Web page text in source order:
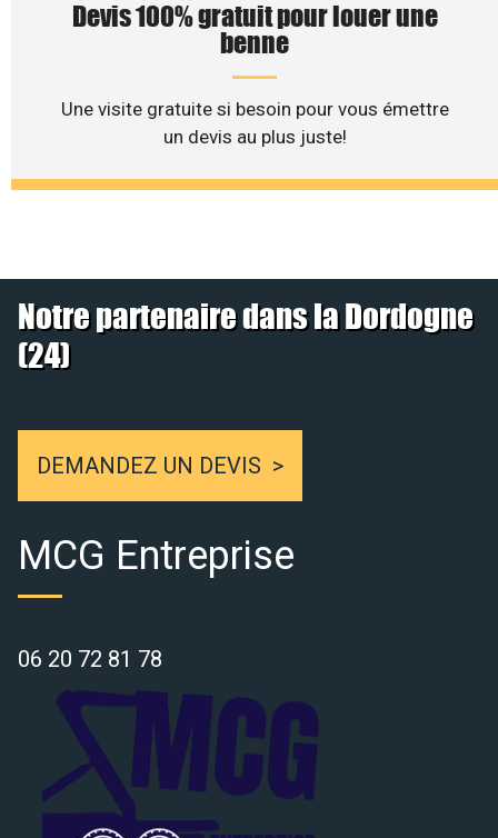
Devis 100% gratuit pour louer une
benne
Une visite gratuite si besoin pour vous émettre
un devis au plus juste!
Notre partenaire dans la Dordogne
(24)
DEMANDEZ UN DEVIS
MCG Entreprise
06 20 72 81 78